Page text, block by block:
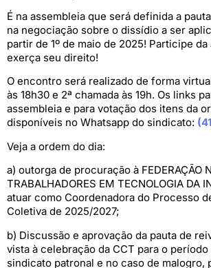
É na assembleia que será definida a
na negociação sobre o dissídio a ser
partir de 1º de maio de 2025! Participe
exerça seu direito!
O encontro será realizado de forma
às 18h30 e 2ª chamada às 19h. Os links
assembleia e para votação dos itens da
disponíveis no Whatsapp do sindicato:
Veja a ordem do dia:
a) outorga de procuração à FEDERAÇÃO
TRABALHADORES EM TECNOLOGIA DA
atuar como Coordenadora do Processo
Coletiva de 2025/2027;
b) Discussão e aprovação da pauta de
vista à celebração da CCT para o
sindicato patronal e no caso de malogro,